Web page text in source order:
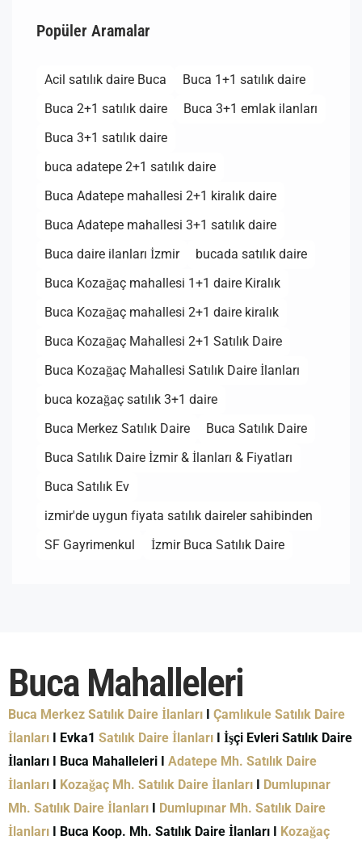
Popüler Aramalar
Acil satılık daire Buca
Buca 1+1 satılık daire
Buca 2+1 satılık daire
Buca 3+1 emlak ilanları
Buca 3+1 satılık daire
buca adatepe 2+1 satılık daire
Buca Adatepe mahallesi 2+1 kiralık daire
Buca Adatepe mahallesi 3+1 satılık daire
Buca daire ilanları İzmir
bucada satılık daire
Buca Kozağaç mahallesi 1+1 daire Kiralık
Buca Kozağaç mahallesi 2+1 daire kiralık
Buca Kozağaç Mahallesi 2+1 Satılık Daire
Buca Kozağaç Mahallesi Satılık Daire İlanları
buca kozağaç satılık 3+1 daire
Buca Merkez Satılık Daire
Buca Satılık Daire
Buca Satılık Daire İzmir & İlanları & Fiyatları
Buca Satılık Ev
izmir'de uygun fiyata satılık daireler sahibinden
SF Gayrimenkul
İzmir Buca Satılık Daire
Buca Mahalleleri
Buca Merkez Satılık Daire İlanları I Çamlıkule Satılık Daire
İlanları I Evka1 Satılık Daire İlanları I İşçi Evleri Satılık Daire
İlanları I Buca Mahalleleri I Adatepe Mh. Satılık Daire
İlanları I Kozağaç Mh. Satılık Daire İlanları I Dumlupınar
Mh. Satılık Daire İlanları I Dumlupınar Mh. Satılık Daire
İlanları I Buca Koop. Mh. Satılık Daire İlanları I Kozağaç